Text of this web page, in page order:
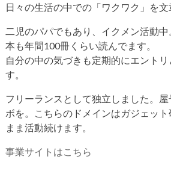
日々の生活の中での「ワクワク」を文
二児のパパでもあり、イクメン活動中
本も年間100冊くらい読んでます。
自分の中の気づきも定期的にエントリ
す。
フリーランスとして独立しました。
ボを。こちらのドメインはガジェッ
まま活動続けます。
事業サイトはこちら